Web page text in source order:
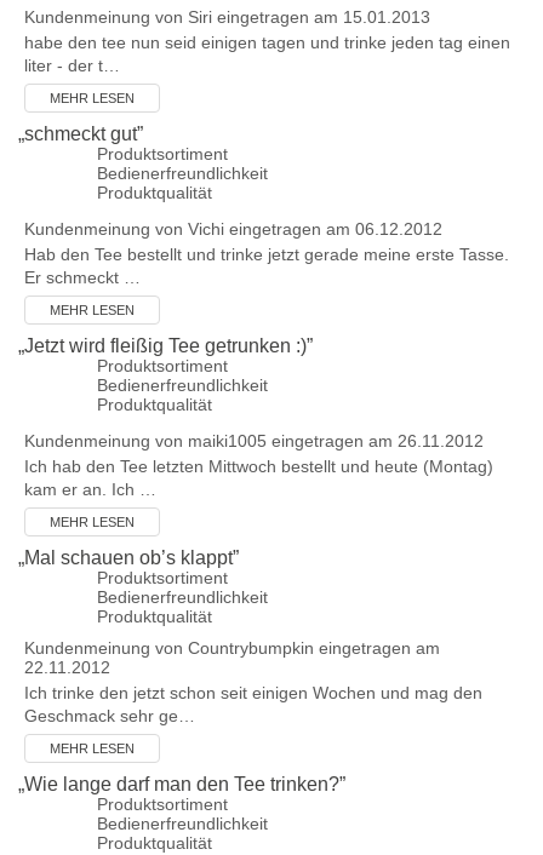
Kundenmeinung von Siri eingetragen am 15.01.2013
habe den tee nun seid einigen tagen und trinke jeden tag einen
liter - der t…
MEHR LESEN
„schmeckt gut”
Produktsortiment
Bedienerfreundlichkeit
Produktqualität
Kundenmeinung von Vichi eingetragen am 06.12.2012
Hab den Tee bestellt und trinke jetzt gerade meine erste Tasse.
Er schmeckt …
MEHR LESEN
„Jetzt wird fleißig Tee getrunken :)”
Produktsortiment
Bedienerfreundlichkeit
Produktqualität
Kundenmeinung von maiki1005 eingetragen am 26.11.2012
Ich hab den Tee letzten Mittwoch bestellt und heute (Montag)
kam er an. Ich …
MEHR LESEN
„Mal schauen ob’s klappt”
Produktsortiment
Bedienerfreundlichkeit
Produktqualität
Kundenmeinung von Countrybumpkin eingetragen am
22.11.2012
Ich trinke den jetzt schon seit einigen Wochen und mag den
Geschmack sehr ge…
MEHR LESEN
„Wie lange darf man den Tee trinken?”
Produktsortiment
Bedienerfreundlichkeit
Produktqualität